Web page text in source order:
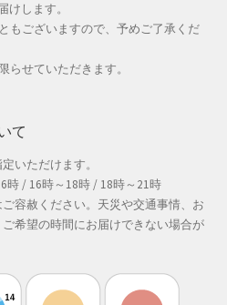
けします。
もございますので、予めご了承くだ
らせていただきます。
て
いただけます。
時 / 16時～18時 / 18時～21時
ご容赦ください。天災や交通事情、お
希望の時間にお届けできない場合が